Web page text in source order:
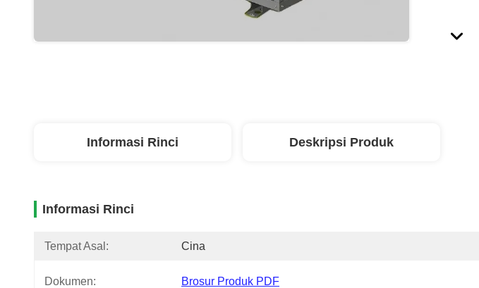
Informasi Rinci Deskripsi Produk
Informasi Rinci
Tempat Asal: Cina
Dokumen: Brosur Produk PDF